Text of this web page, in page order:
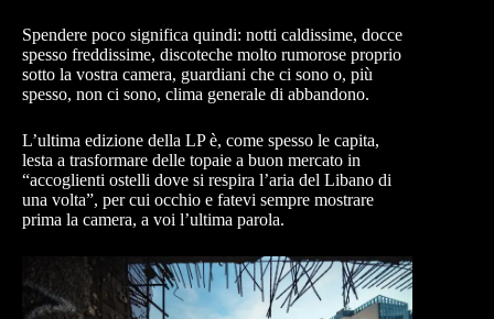
Spendere poco significa quindi: notti caldissime, docce
spesso freddissime, discoteche molto rumorose proprio
sotto la vostra camera, guardiani che ci sono o, più
spesso, non ci sono, clima generale di abbandono.
L’ultima edizione della LP è, come spesso le capita,
lesta a trasformare delle topaie a buon mercato in
“accoglienti ostelli dove si respira l’aria del Libano di
una volta”, per cui occhio e fatevi sempre mostrare
prima la camera, a voi l’ultima parola.